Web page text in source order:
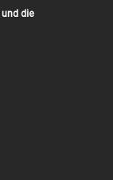
und die